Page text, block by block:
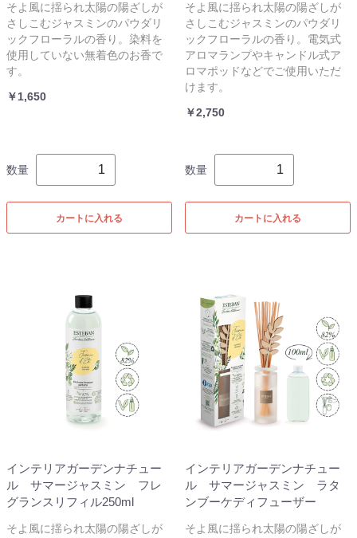
そよ風に揺られ太陽の陽ざしが
さしこむジャスミンのパウダリ
ックフローラルの香り。染料を
使用していない無着色のお香で
す。
￥1,650
数量
カートに入れる
そよ風に揺られ太陽の陽ざしが
さしこむジャスミンのパウダリ
ックフローラルの香り。電気式
アロマランプやキャンドル式ア
ロマポッドなどでご使用いただ
けます。
￥2,750
数量
カートに入れる
インテリアガーデンナチュー
ル サマージャスミン フレ
グランスリフィル250ml
そよ風に揺られ太陽の陽ざしが
インテリアガーデンナチュー
ル サマージャスミン ラタ
ンブーケディフューザー
そよ風に揺られ太陽の陽ざしが